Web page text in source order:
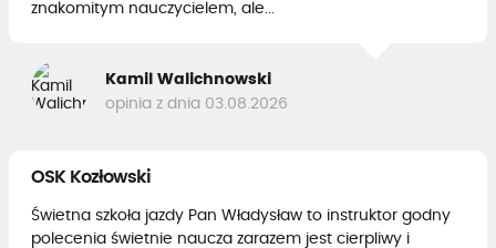
znakomitym nauczycielem, ale...
Kamil Walichnowski
opinia z dnia 03.08.2026
OSK Kozłowski
Świetna szkoła jazdy Pan Władysław to instruktor godny
polecenia świetnie naucza zarazem jest cierpliwy i